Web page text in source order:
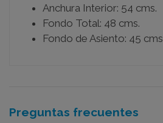
Anchura Interior: 54 cms.
Fondo Total: 48 cms.
Fondo de Asiento: 45
Preguntas frecuentes